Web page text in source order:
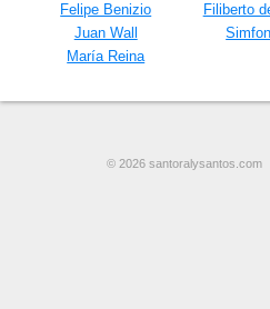
Felipe Benizio
Filiberto
Juan Wall
María Reina
© 2026 santoralysantos.com